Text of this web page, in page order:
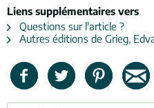
Liens supplémentaires vers
Questions sur l'article ?
Autres éditions de Grieg,